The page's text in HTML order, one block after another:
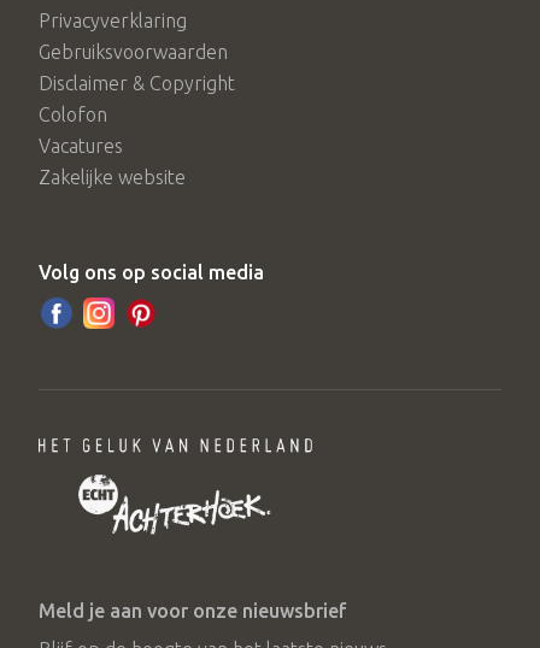
Privacyverklaring
Gebruiksvoorwaarden
Disclaimer & Copyright
Colofon
Vacatures
Zakelijke website
Volg ons op social media
Meld je aan voor onze nieuwsbrief